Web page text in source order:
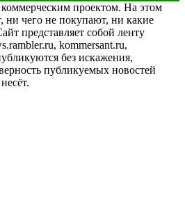
проектом. На этом
ни чего не покупают, ни какие
представляет собой ленту
kommersant.ru,
без искажения,
публикуемых новостей